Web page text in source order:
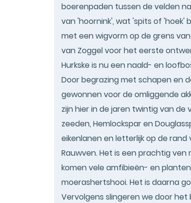
boerenpaden tussen de velden
van 'hoornink', wat 'spits of
met een wigvorm op de grens
van Zoggel voor het eerste
Hurkske is nu een naald- en
Door begrazing met schapen en
gewonnen voor de omliggende
zijn hier in de jaren twintig van
zeeden, Hemlockspar en
eikenlanen en letterlijk op de
Rauwven. Het is een prachtig ven
komen vele amfibieën- en
moerashertshooi. Het is daarna
Vervolgens slingeren we door